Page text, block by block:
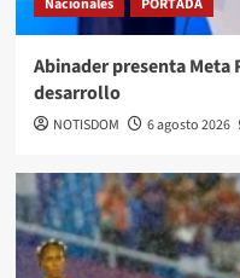
Abinader presenta Meta
desarrollo
NOTISDOM 6 agosto 2026